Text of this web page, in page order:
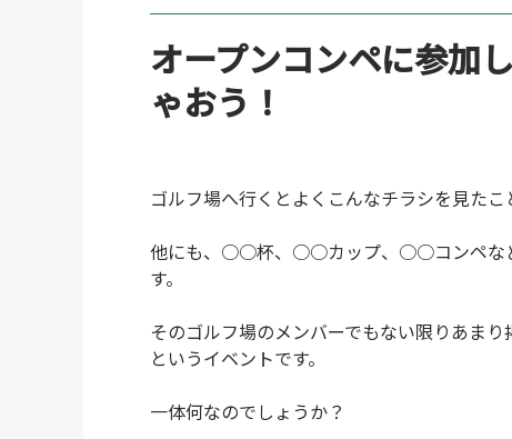
オープンコンペに参加
ゃおう！
ゴルフ場へ行くとよくこんなチラシを見たこ
他にも、○○杯、○○カップ、○○コンペなど
す。
そのゴルフ場のメンバーでもない限りあま
というイベントです。
一体何なのでしょうか？